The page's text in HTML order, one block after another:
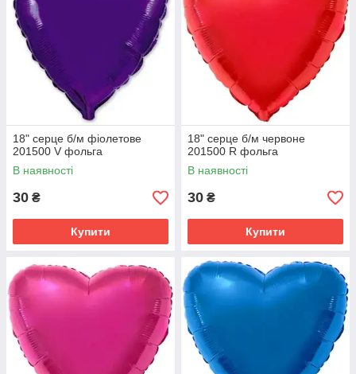
18" серце б/м фіолетове
201500 V фольга
В наявності
30 ₴
Купити
18" серце б/м червоне
201500 R фольга
В наявності
30 ₴
Купити